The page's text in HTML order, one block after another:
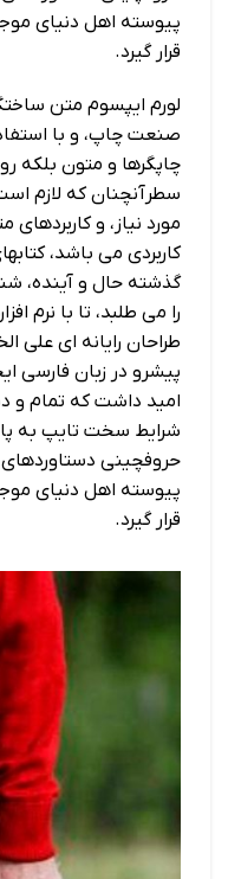
پیوسته اهل دنیای
قرار گیرد.
لورم ایپسوم متن
صنعت چاپ، و با
چاپگرها و متون بلکه
سطرآنچنان که لازم
مورد نیاز، و کاربردهای
کاربردی می باشد،
گذشته حال و آینده،
را می طلبد، تا با نرم
طراحان رایانه ای
پیشرو در زبان فارسی
امید داشت که تمام و
شرایط سخت تایپ به
حروفچینی
پیوسته اهل دنیای
قرار گیرد.